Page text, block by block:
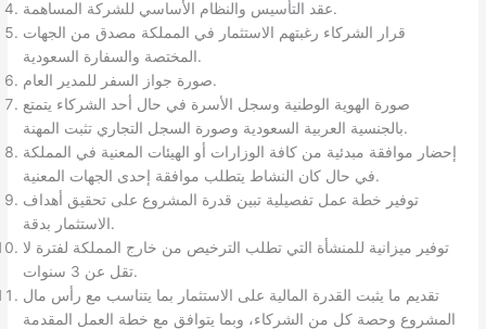
عقد التأسيس والنظام الأساسي للشركة المساهمة.
قرار الشركاء رغبتهم الاستثمار في المملكة مصدق من الجهات
المختصة والسفارة السعودية.
صورة جواز السفر للمدير العام.
صورة الهوية الوطنية وسجل الأسرة في حال أحد الشركاء يتمتع
بالجنسية العربية السعودية وصورة السجل التجاري تثبت المهنة.
إحضار موافقة مبدئية من كافة الوزارات أو الهيئات المعنية في المملكة
في حال كان النشاط يتطلب موافقة إحدى الجهات المعنية.
توفير خطة عمل تفصيلية تبين قدرة المشروع على تحقيق أهداف
الاستثمار بدقة.
توفير ميزانية للمنشأة التي تطلب الترخيص من خارج المملكة لفترة لا
تقل عن 3 سنوات.
تقديم ما يثبت القدرة المالية على الاستثمار بما يتناسب مع رأس مال
المشروع وحصة كل من الشركاء، وبما يتوافق مع خطة العمل المقدمة